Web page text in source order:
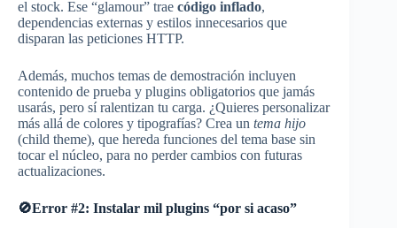
el stock. Ese “glamour” trae código inflado,
dependencias externas y estilos innecesarios que
disparan las peticiones HTTP.
Además, muchos temas de demostración incluyen
contenido de prueba y plugins obligatorios que jamás
usarás, pero sí ralentizan tu carga. ¿Quieres personalizar
más allá de colores y tipografías? Crea un tema hijo
(child theme), que hereda funciones del tema base sin
tocar el núcleo, para no perder cambios con futuras
actualizaciones.
🚫Error #2: Instalar mil plugins “por si acaso”